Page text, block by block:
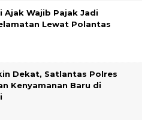
Ajak Wajib Pajak Jadi
Lewat Polantas
Dekat, Satlantas Polres
Kenyamanan Baru di